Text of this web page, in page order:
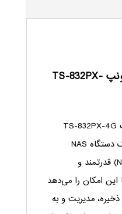
استوریج تحت شبکه کیونپ TS-832PX-
ذخیره‌ساز تحت شبکه کیونپ TS-832PX-4G
(QNAP TS-832PX-4G) یک دستگاه NAS
(Network Attached Storage) قدرتمند و
امکان را می‌دهد
مدیریت و به